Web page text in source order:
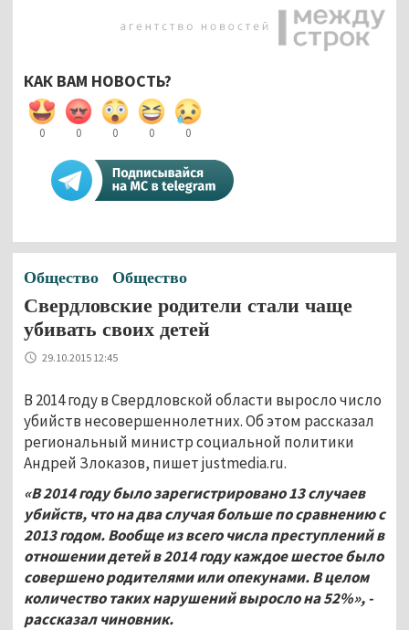
КАК ВАМ НОВОСТЬ?
0 0 0 0 0
Общество Общество
Свердловские родители стали чаще
убивать своих детей
29.10.2015 12:45
В 2014 году в Свердловской области выросло число
убийств несовершеннолетних. Об этом рассказал
региональный министр социальной политики
Андрей Злоказов, пишет justmedia.ru.
«В 2014 году было зарегистрировано 13 случаев
убийств, что на два случая больше по сравнению с
2013 годом. Вообще из всего числа преступлений в
отношении детей в 2014 году каждое шестое было
совершено родителями или опекунами. В целом
количество таких нарушений выросло на 52%», -
рассказал чиновник.